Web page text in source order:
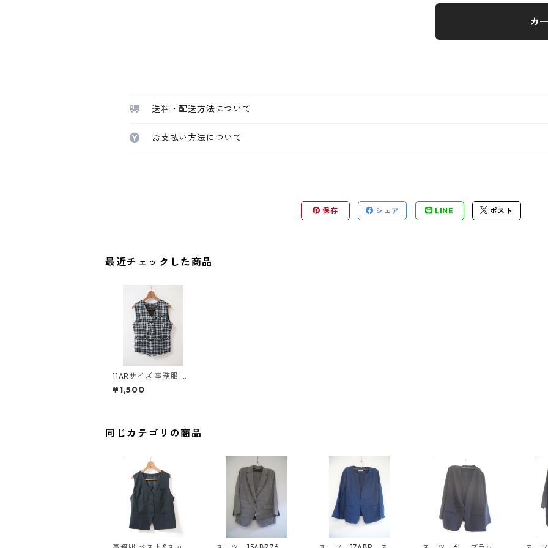
カ
送料・配送方法について
お支払い方法について
保存 シェア LINE ポスト
最近チェックした商品
11ARサイズ 事務服 チ
ェックデザインベスト
&スカートスーツ ホワ
¥1,500
同じカテゴリの商品